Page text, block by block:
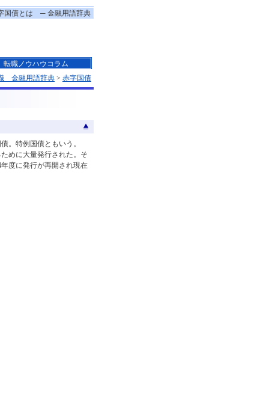
国債とは ─ 金融用語辞典
転職ノウハウコラム
金融用語辞典 > 赤字国債
。特例国債ともいう。
めに大量発行された。そ
度に発行が再開され現在